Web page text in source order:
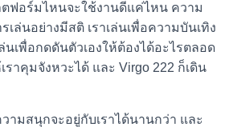
ฟอร์มไหนจะใช้งานดีแค่ไหน ความ
เล่นอย่างมีสติ เราเล่นเพื่อความบันเทิง
นเพื่อกดดันตัวเองให้ต้องได้อะไรตลอด
ราคุมจังหวะได้ และ Virgo 222 ก็เดิน
ามสนุกจะอยู่กับเราได้นานกว่า และ